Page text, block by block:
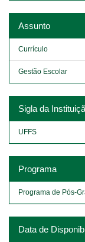
Assunto
Currículo
Gestão Escolar
Sigla da
UFFS
Programa
Programa de Pós-
Data de